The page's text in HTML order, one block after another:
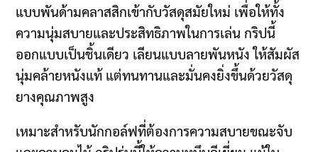
แบบพันด้ามคลาสสิกเข้ากับวัสดุสมัยใหม่ เพื่อให้ทั้ง
ความนุ่มสบายและประสิทธิภาพในการเล่น กริปนี้
ออกแบบเป็นชิ้นเดียว เลียนแบบลายพันหนัง ให้สัมผัส
นุ่มคล้ายหนังแท้ แต่ทนทานและมั่นคงยิ่งขึ้นด้วยวัสดุ
ยางคุณภาพสูง
เหมาะสำหรับนักกอล์ฟที่ต้องการความสบายขณะจับ